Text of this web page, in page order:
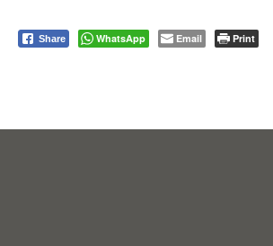
Share WhatsApp Email Print